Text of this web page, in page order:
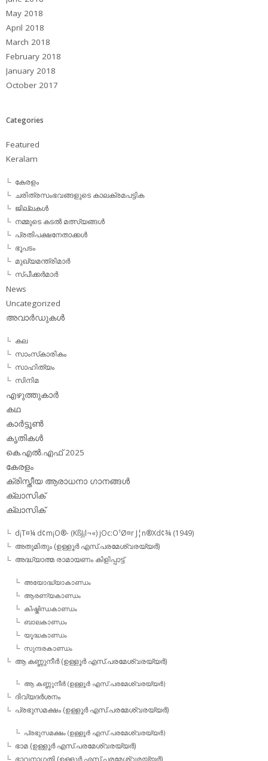
May 2018
April 2018
March 2018
February 2018
January 2018
October 2017
Categories
Featured
Keralam
കേരളം
ചരിത്രസംഭവങ്ങളുടെ കാലക്രമപട്ടിക
ജില്ലകള്‍
നമ്മുടെ കടല്‍ മത്സ്യങ്ങള്‍
പ്രതിപക്ഷനേതാക്കള്‍
ഭൂപടം
മുഖ്യമന്ത്രിമാര്‍
സ്പീക്കര്‍മാര്‍
News
Uncategorized
അവാര്‍ഡുകള്‍
കല
സാംസ്‌കാരികം
സാഹിത്യം
സിനിമ
എഴുത്തുകാര്‍
കഥ
കാര്‍ട്ടൂണ്‍
കൃതികള്‍
കെ.എല്‍.എഫ് 2025
കേരളം
ക്രിസ്തീയ ആരാധനാ ഗാനങ്ങള്‍
ക്ലാസിക്‌
ക്ലാസിക്
d¡T¤¼ d¢m¡O®- (KßJ¡l¬«) jOc:O¹Ø¤r J¦n®Xd¢¾ (1949)
അതുമിതും (ഉള്ളൂര്‍ എസ്.പരമേശ്വരയ്യര്‍)
അദ്ധ്യാത്മ രാമായണം കിളിപ്പാട്ട്‌
അയോദ്ധ്യാകാണ്ഡം
ആരണ്യകാണ്ഡം
കിഷ്കിന്ധകാണ്ഡം
ബാലകാണ്ഡം
യൂദ്ധകാണ്ഡം
സുന്ദരകാണ്ഡം
ആ കണ്ണുനീര്‍ (ഉള്ളൂര്‍ എസ്.പരമേശ്വരയ്യര്‍)
ആ കണ്ണുനീര്‍ (ഉള്ളൂര്‍ എസ്.പരമേശ്വരയ്യര്‍)
ദിവ്യദര്‍ശനം
പ്രഭുസമക്ഷം (ഉള്ളൂര്‍ എസ്.പരമേശ്വരയ്യര്‍)
പ്രഭുസമക്ഷം (ഉള്ളൂര്‍ എസ്.പരമേശ്വരയ്യര്‍)
ഭാമ (ഉള്ളൂര്‍ എസ്.പരമേശ്വരയ്യര്‍)
ഭാവനാഗതി (ഉള്ളൂര്‍ എസ്.പരമേശ്വരയ്യര്‍)